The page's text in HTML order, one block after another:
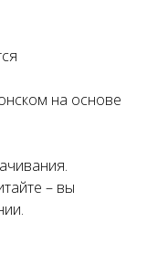
на основе
– вы